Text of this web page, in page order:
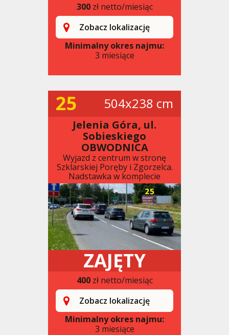
300zł netto/miesiąc
Zobacz lokalizację
Minimalny okres najmu:
3 miesiące
25 504x238 cm
Jelenia Góra, ul.
Sobieskiego
OBWODNICA
Wyjazd z centrum w stronę
Szklarskiej Poręby i Zgorzelca.
Nadstawka w komplecie
ZAJĘTY
400zł netto/miesiąc
Zobacz lokalizację
Minimalny okres najmu:
3 miesiące